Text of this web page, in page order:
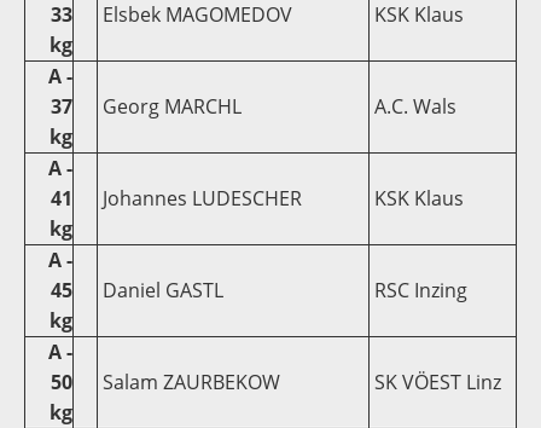
33
kg
Elsbek MAGOMEDOV KSK Klaus
A -
37
kg
Georg MARCHL A.C. Wals
A -
41
kg
Johannes LUDESCHER KSK Klaus
A -
45
kg
Daniel GASTL RSC Inzing
A -
50
kg
Salam ZAURBEKOW SK VÖEST Linz